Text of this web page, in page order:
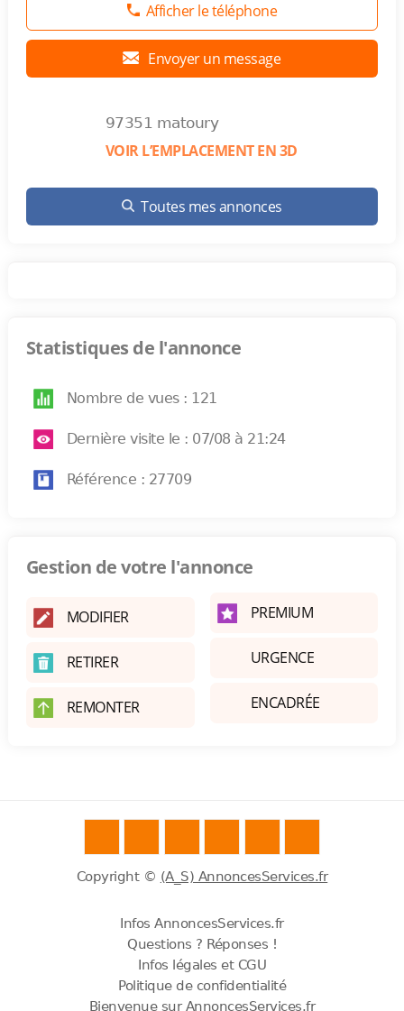
Afficher le téléphone
Envoyer un message
97351 matoury
VOIR L’EMPLACEMENT EN 3D
Toutes mes annonces
Statistiques de l'annonce
Nombre de vues : 121
Dernière visite le : 07/08 à 21:24
Référence : 27709
Gestion de votre l'annonce
MODIFIER
RETIRER
REMONTER
PREMIUM
URGENCE
ENCADRÉE
Copyright © (A_S) AnnoncesServices.fr
Infos AnnoncesServices.fr
Questions ? Réponses !
Infos légales et CGU
Politique de confidentialité
Bienvenue sur AnnoncesServices.fr